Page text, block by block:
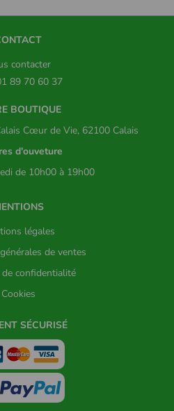
contacter
89 70 60 37
BOUTIQUE
Cœur de Vie, 62100 Calais
d'ouveture
de 10h00 à 19h00
légales
de ventes
confidentialité
Cookies
SÉCURISÉ